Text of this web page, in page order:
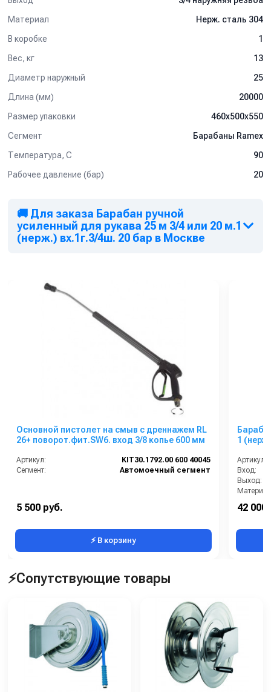
Материал
Нерж. сталь 304
В коробке
1
Вес, кг
13
Диаметр наружный
25
Длина (мм)
20000
Размер упаковки
460x500x550
Сегмент
Барабаны Ramex
Температура, C
90
Рабочее давление (бар)
20
🚚 Для заказа Барабан ручной
усиленный для рукава 25 м 3/4 или 20 м.1
(нерж.) вх.1г.3/4ш. 20 бар в Москве
Основной пистолет на смыв с дреннажем RL
26+ поворот.фит.SW6. вход 3/8 копье 600 мм
Артикул:
KIT30.1792.00 600 40045
Сегмент:
Автомоечный сегмент
5 500 руб.
⚡ В корзину
1
Артикул:
Вход:
Выход:
Вес, кг:
42 000
⚡Сопутствующие товары